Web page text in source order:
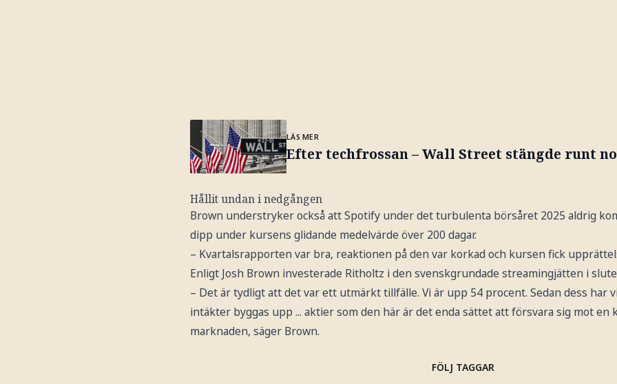
LÄS MER
Efter techfrossan – Wall Street stängde runt
Hållit undan i nedgången
Brown understryker också att Spotify under det turbulenta börsåret 2025 aldrig
dipp under kursens glidande medelvärde över 200 dagar.
– Kvartalsrapporten var bra, reaktionen på den var korkad och kursen fick
Enligt Josh Brown investerade Ritholtz i den svenskgrundade streamingjätten i
– Det är tydligt att det var ett utmärkt tillfälle. Vi är upp 54 procent. Sedan dess har
intäkter byggas upp ... aktier som den här är det enda sättet att försvara sig mot en
marknaden, säger Brown.
FÖLJ TAGGAR